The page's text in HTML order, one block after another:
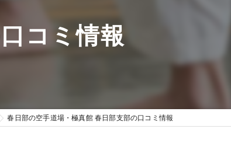
武里道場
コミ情報
春日部の空手道場・極真館 春日部支部の口コミ情報